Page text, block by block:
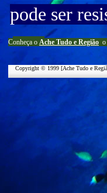
pode ser
Conheça o Ache Tudo e Região o
Copyright © 1999 [Ache Tudo e